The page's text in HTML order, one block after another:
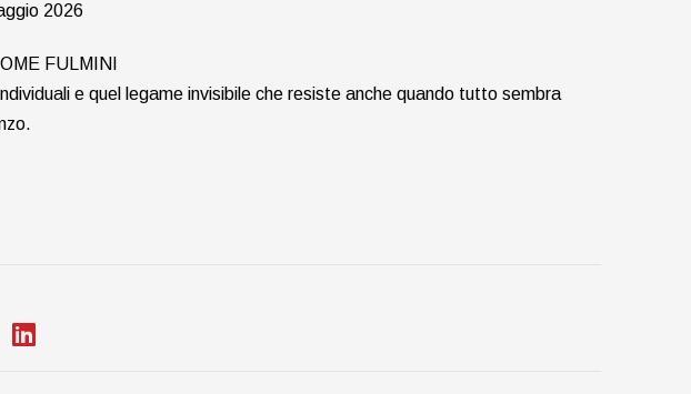
2026
FULMINI
e quel legame invisibile che resiste anche quando tutto sembra